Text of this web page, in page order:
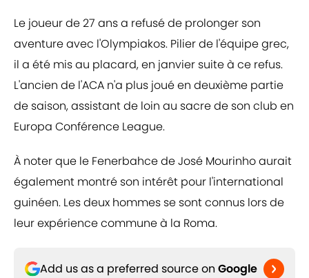
Le joueur de 27 ans a refusé de prolonger son
aventure avec l'Olympiakos. Pilier de l'équipe grec,
il a été mis au placard, en janvier suite à ce refus.
L'ancien de l'ACA n'a plus joué en deuxième partie
de saison, assistant de loin au sacre de son club en
Europa Conférence League.
À noter que le Fenerbahce de José Mourinho aurait
également montré son intérêt pour l'international
guinéen. Les deux hommes se sont connus lors de
leur expérience commune à la Roma.
Add us as a preferred source on Google